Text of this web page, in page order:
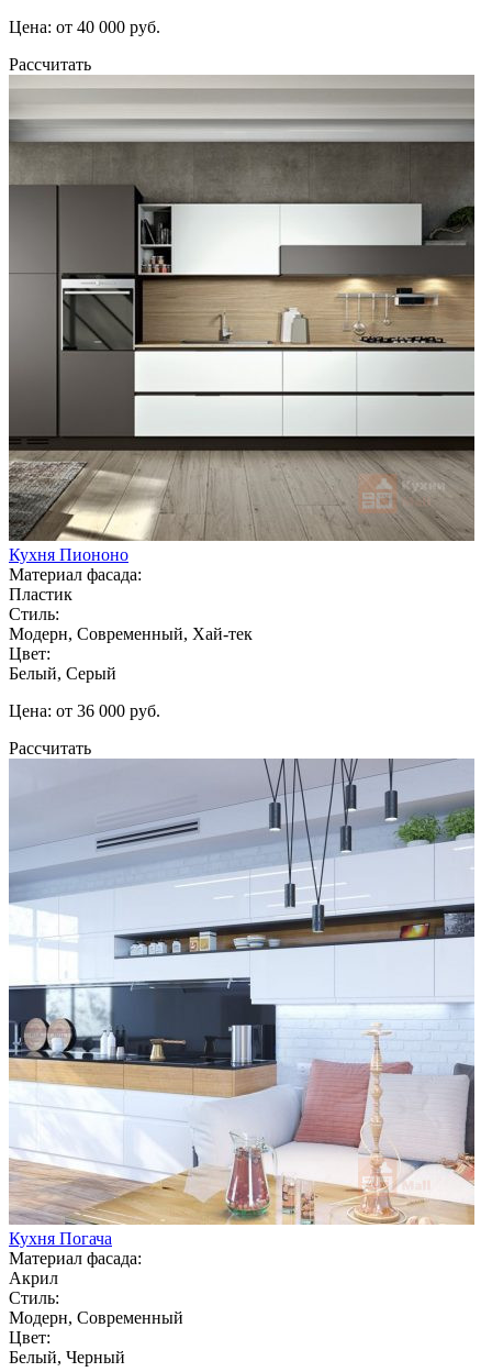
Цена: от 40 000 руб.
Рассчитать
Кухня Пиононо
Материал фасада:
Пластик
Стиль:
Модерн, Современный, Хай-тек
Цвет:
Белый, Серый
Цена: от 36 000 руб.
Рассчитать
Кухня Погача
Материал фасада:
Акрил
Стиль:
Модерн, Современный
Цвет:
Белый, Черный